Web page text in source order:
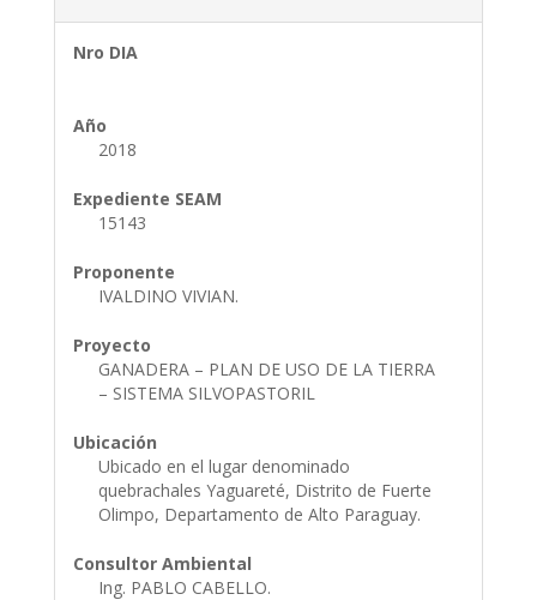
Nro DIA
Año
2018
Expediente SEAM
15143
Proponente
IVALDINO VIVIAN.
Proyecto
GANADERA – PLAN DE USO DE LA TIERRA
– SISTEMA SILVOPASTORIL
Ubicación
Ubicado en el lugar denominado
quebrachales Yaguareté, Distrito de Fuerte
Olimpo, Departamento de Alto Paraguay.
Consultor Ambiental
Ing. PABLO CABELLO.